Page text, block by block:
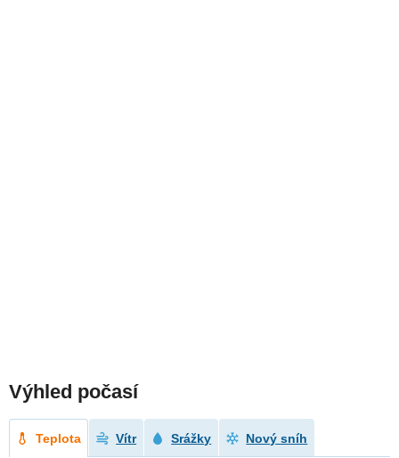
Výhled počasí
Teplota Vítr Srážky Nový sníh